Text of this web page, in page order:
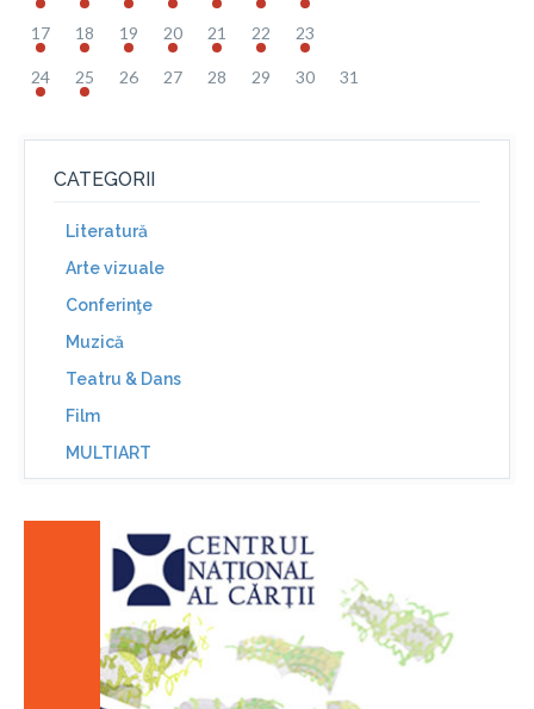
17 18 19 20 21 22 23
24 25 26 27 28 29 30 31
CATEGORII
Literatură
Arte vizuale
Conferinţe
Muzică
Teatru & Dans
Film
MULTIART